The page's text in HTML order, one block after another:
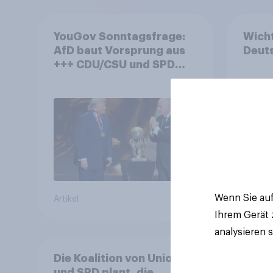
YouGov Sonntagsfrage:
AfD baut Vorsprung aus
+++ CDU/CSU und SPD
historisch niedrig +++
wünschen sich Fußball-
WM ohne Politik
Artikel Tracker
Die Koalition von Union
Wenn Sie
Ihrem
analysieren